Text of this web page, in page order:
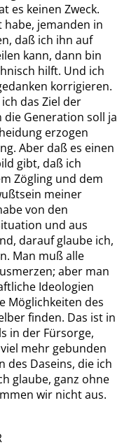
es keinen Zweck.
habe, jemanden in
daß ich ihn auf
kann, dann bin
hilft. Und ich
korrigieren.
das Ziel der
Generation soll ja
erzogen
Aber daß es einen
gibt, daß ich
Zögling und dem
meiner
von den
und aus
darauf glaube ich,
Man muß alle
aber man
Ideologien
Möglichkeiten des
finden. Das ist in
in der Fürsorge,
mehr gebunden
des Daseins, die ich
glaube, ganz ohne
wir nicht aus.